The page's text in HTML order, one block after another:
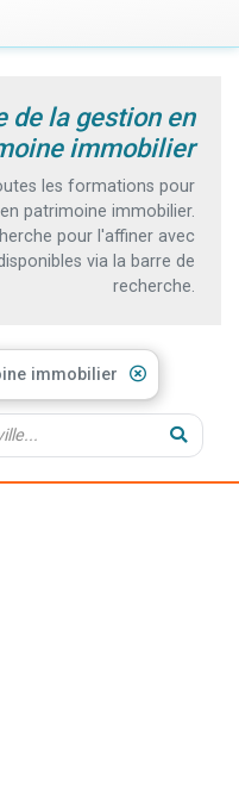
de la gestion en
immobilier
les formations pour
patrimoine immobilier.
pour l'affiner avec
via la barre de
recherche.
immobilier